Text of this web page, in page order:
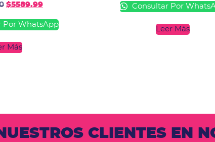
$5589.99
Por WhatsApp
Más
Consultar Por
Leer Más
CLIENTES EN